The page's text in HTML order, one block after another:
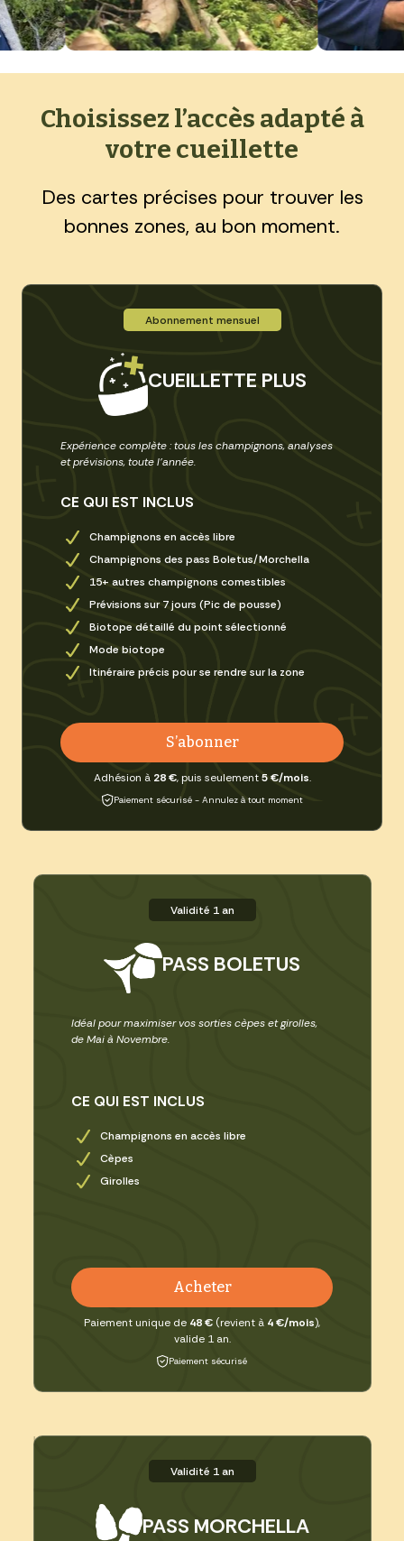
Choisissez l’accès adapté à
votre cueillette
Des cartes précises pour trouver les
bonnes zones, au bon moment.
Validité 1 an
PASS MORCHELLA
Validité 1 an
PASS BOLETUS
Idéal pour maximiser vos sorties cèpes et girolles,
de Mai à Novembre.
CE QUI EST INCLUS
Champignons en accès libre
Cèpes
Girolles
Acheter
Paiement unique de 48 € (revient à 4 €/mois),
valide 1 an.
Paiement sécurisé
Abonnement mensuel
CUEILLETTE PLUS
Expérience complète : tous les champignons, analyses
et prévisions, toute l’année.
CE QUI EST INCLUS
Champignons en accès libre
Champignons des pass Boletus/Morchella
15+ autres champignons comestibles
Prévisions sur 7 jours (Pic de pousse)
Biotope détaillé du point sélectionné
Mode biotope
Itinéraire précis pour se rendre sur la zone
S’abonner
Adhésion à 28 €, puis seulement5 €/mois.
Paiement sécurisé - Annulez à tout moment